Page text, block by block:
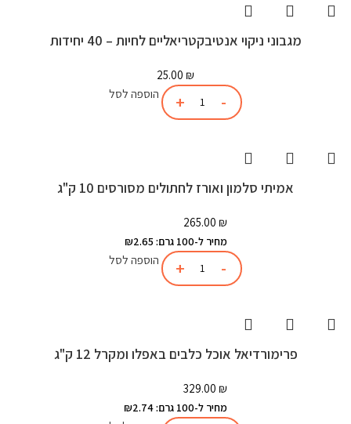
מגבוני ניקוי אנטיבקטריאליים לחיות – 40 יחידות
25.00 ₪
הוספה לסל
אמיתי סלמון ואורז לחתולים מסורסים 10 ק"ג
265.00 ₪
מחיר ל-100 גרם: ₪2.65
הוספה לסל
פרימורדיאל אוכל כלבים באפלו ומקרל 12 ק"ג
329.00 ₪
מחיר ל-100 גרם: ₪2.74